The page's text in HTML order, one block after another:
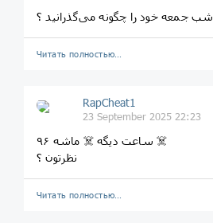
شب جمعه خود را چگونه می‌گذرانید ؟
Читать полностью…
RapCheat1
23 September 2025 22:23
۹۶ ساعت دیگه ☠️ ماشه ☠️
نظرتون ؟
Читать полностью…